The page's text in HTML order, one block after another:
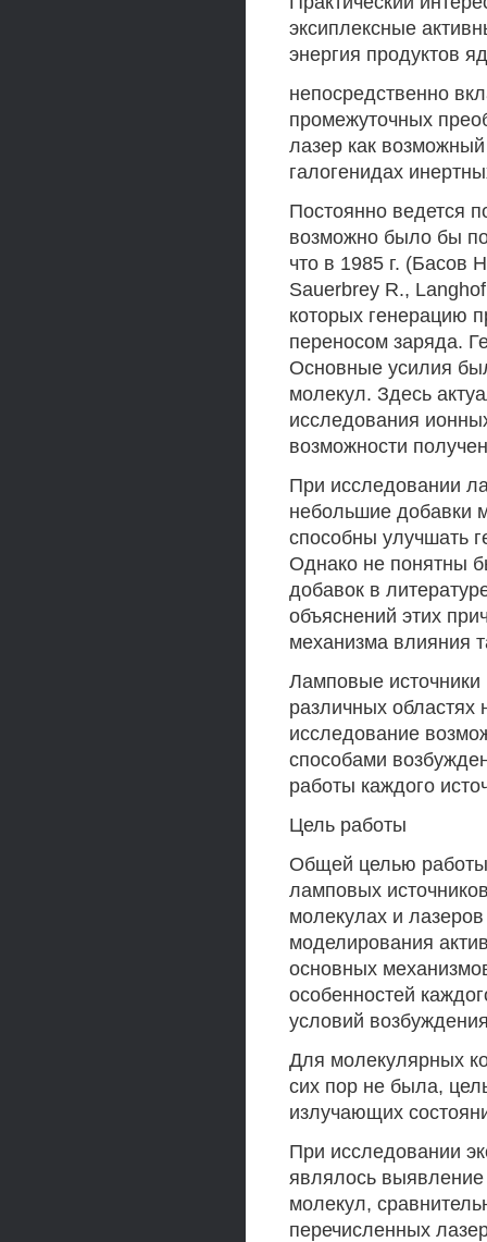
эксиплексные
энергия продуктов
непосредственно
промежуточных
лазер как
галогенидах
Постоянно ведется
возможно было бы
что в 1985 г. (Басов
Sauerbrey R.,
которых генерацию
переносом заряда.
Основные усилия
молекул. Здесь
исследования
возможности
При исследовании
небольшие добавки
способны улучшать
Однако не понятны
добавок в
объяснений этих
механизма влияния
Ламповые
различных областях
исследование
способами
работы каждого
Цель работы
Общей целью работы
ламповых
молекулах и
моделирования
основных
особенностей
условий
Для молекулярных
сих пор не была,
излучающих
При исследовании
являлось
молекул,
перечисленных